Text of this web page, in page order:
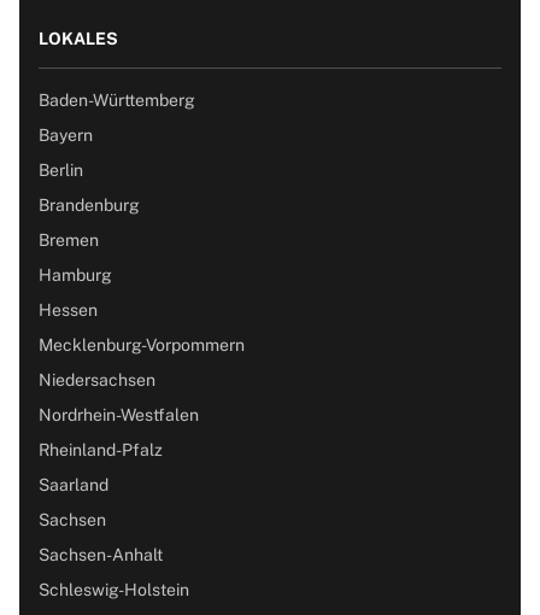
LOKALES
Baden-Württemberg
Bayern
Berlin
Brandenburg
Bremen
Hamburg
Hessen
Mecklenburg-Vorpommern
Niedersachsen
Nordrhein-Westfalen
Rheinland-Pfalz
Saarland
Sachsen
Sachsen-Anhalt
Schleswig-Holstein